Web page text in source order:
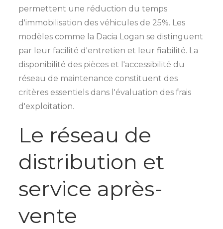
permettent une réduction du temps
d'immobilisation des véhicules de 25%. Les
modèles comme la Dacia Logan se distinguent
par leur facilité d'entretien et leur fiabilité. La
disponibilité des pièces et l'accessibilité du
réseau de maintenance constituent des
critères essentiels dans l'évaluation des frais
d'exploitation.
Le réseau de
distribution et
service après-
vente